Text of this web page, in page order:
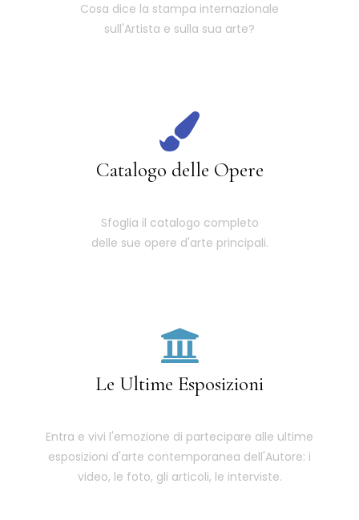
Cosa dice la stampa internazionale
sull'Artista e sulla sua arte?
Catalogo delle Opere
Sfoglia il catalogo completo
delle sue opere d'arte principali.
Le Ultime Esposizioni
Entra e vivi l'emozione di partecipare alle ultime
esposizioni d'arte contemporanea dell'Autore: i
video, le foto, gli articoli, le interviste.